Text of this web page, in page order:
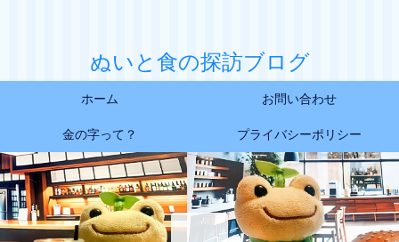
ぬいと食の探訪ブログ
ホーム お問い合わせ
金の字って？ プライバシーポリシー